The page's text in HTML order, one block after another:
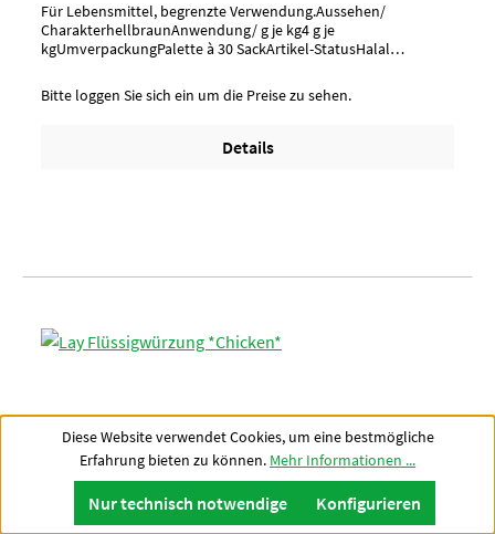
Für Lebensmittel, begrenzte Verwendung.Aussehen/
CharakterhellbraunAnwendung/ g je kg4 g je
kgUmverpackungPalette à 30 SackArtikel-StatusHalal
Bitte loggen Sie sich ein um die Preise zu sehen.
Details
Diese Website verwendet Cookies, um eine bestmögliche
Erfahrung bieten zu können. Mehr Informationen ...
Nur technisch notwendige Konfigurieren